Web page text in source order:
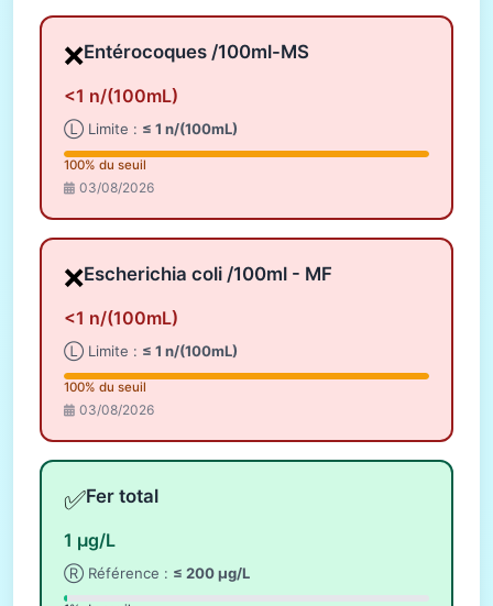
❌Entérocoques /100ml-MS
<1 n/(100mL)
Ⓛ Limite : ≤ 1 n/(100mL)
100% du seuil
03/08/2026
❌Escherichia coli /100ml - MF
<1 n/(100mL)
Ⓛ Limite : ≤ 1 n/(100mL)
100% du seuil
03/08/2026
✅Fer total
1 µg/L
Ⓡ Référence : ≤ 200 µg/L